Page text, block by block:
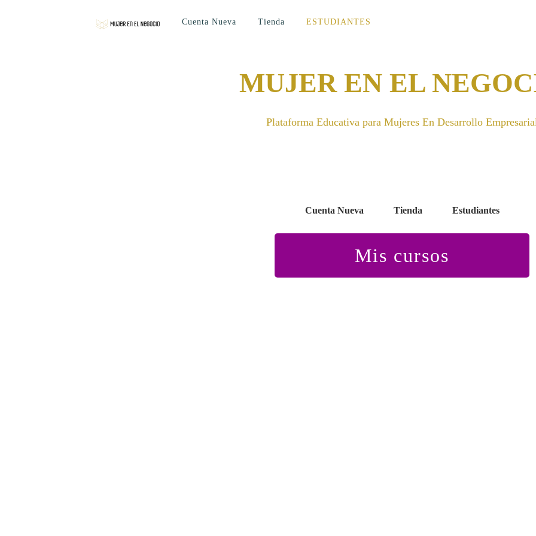
Cuenta Nueva Tienda ESTUDIANTES
MUJER EN EL
Plataforma Educativa para Mujeres En Desarrollo
Cuenta Nueva Tienda Estudiantes
Mis cursos